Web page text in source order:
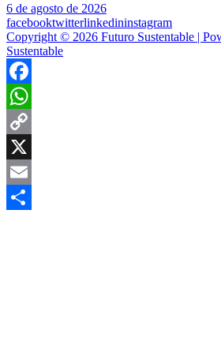
6 de agosto de 2026
facebooktwitterlinkedininstagram
Copyright © 2026 Futuro Sustentable |
Sustentable
Facebook
WhatsApp
Copy
Link
X
Email